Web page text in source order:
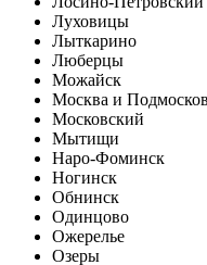
Луховицы
Лыткарино
Люберцы
Можайск
Москва и
Московский
Мытищи
Наро-Фоминск
Ногинск
Обнинск
Одинцово
Ожерелье
Озеры